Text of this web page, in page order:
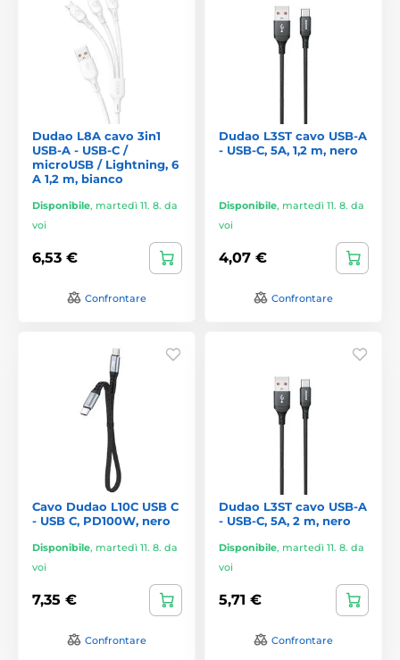
Dudao L8A cavo 3in1
USB-A - USB-C /
microUSB / Lightning, 6
A 1,2 m, bianco
Disponibile, martedì 11. 8. da
voi
6,53 €
Confrontare
Dudao L3ST cavo USB-A
- USB-C, 5A, 1,2 m, nero
Disponibile, martedì 11. 8. da
voi
4,07 €
Confrontare
Cavo Dudao L10C USB C
- USB C, PD100W, nero
Disponibile, martedì 11. 8. da
voi
7,35 €
Confrontare
Dudao L3ST cavo USB-A
- USB-C, 5A, 2 m, nero
Disponibile, martedì 11. 8. da
voi
5,71 €
Confrontare